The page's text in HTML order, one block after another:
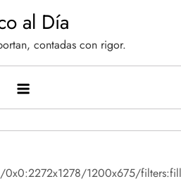
al Día
contadas con rigor.